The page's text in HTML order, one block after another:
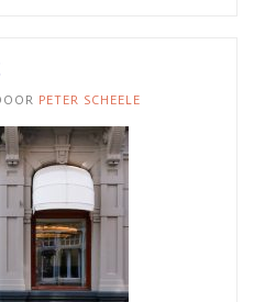
PETER SCHEELE